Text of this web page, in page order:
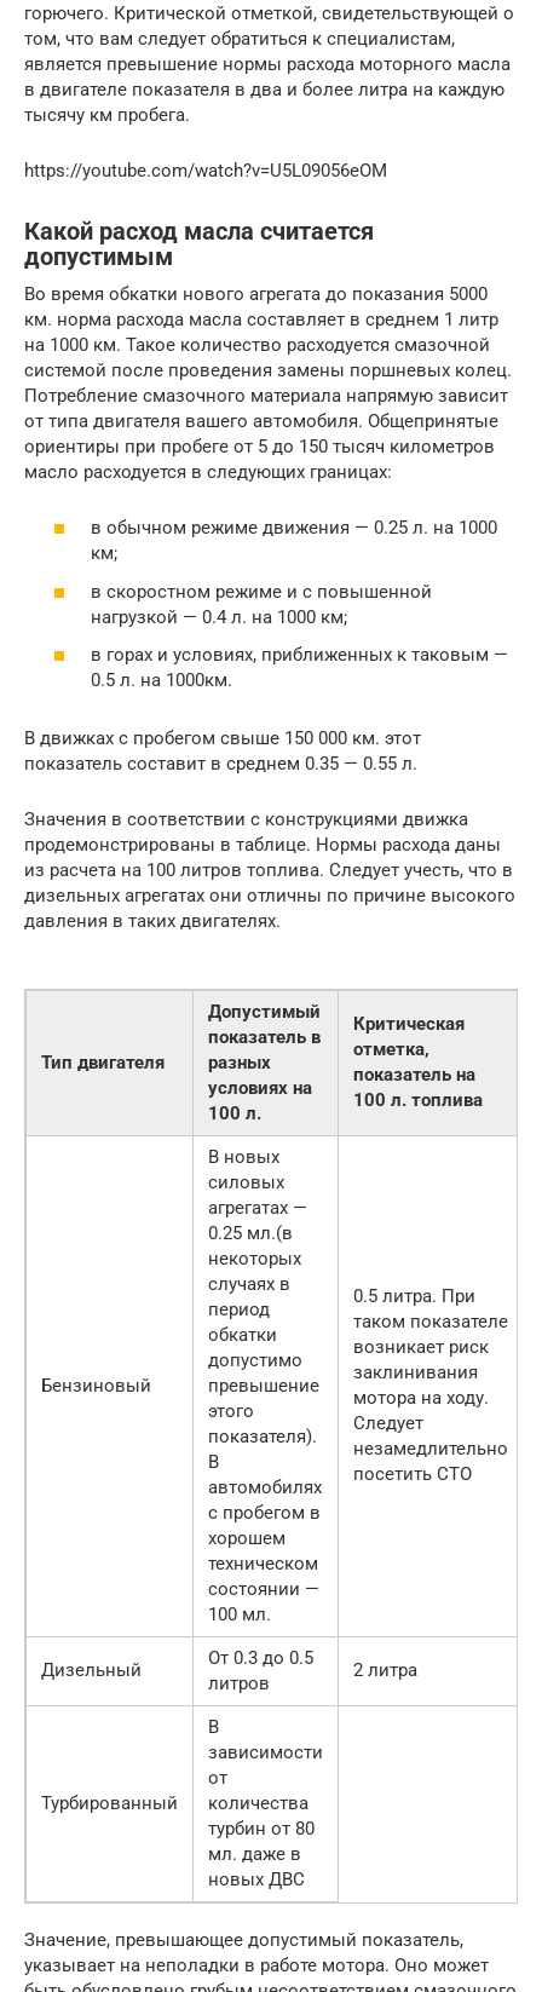
горючего. Критической отметкой, свидетельствующей о
том, что вам следует обратиться к специалистам,
является превышение нормы расхода моторного масла
в двигателе показателя в два и более литра на каждую
тысячу км пробега.
https://youtube.com/watch?v=U5L09056eOM
Какой расход масла считается
допустимым
Во время обкатки нового агрегата до показания 5000
км. норма расхода масла составляет в среднем 1 литр
на 1000 км. Такое количество расходуется смазочной
системой после проведения замены поршневых колец.
Потребление смазочного материала напрямую зависит
от типа двигателя вашего автомобиля. Общепринятые
ориентиры при пробеге от 5 до 150 тысяч километров
масло расходуется в следующих границах:
в обычном режиме движения — 0.25 л. на 1000
км;
в скоростном режиме и с повышенной
нагрузкой — 0.4 л. на 1000 км;
в горах и условиях, приближенных к таковым —
0.5 л. на 1000км.
В движках с пробегом свыше 150 000 км. этот
показатель составит в среднем 0.35 — 0.55 л.
Значения в соответствии с конструкциями движка
продемонстрированы в таблице. Нормы расхода даны
из расчета на 100 литров топлива. Следует учесть, что в
дизельных агрегатах они отличны по причине высокого
давления в таких двигателях.
Тип двигателя
Допустимый
показатель в
разных
условиях на
100 л.
Критическая
отметка,
показатель на
100 л. топлива
Бензиновый
В новых
силовых
агрегатах —
0.25 мл.(в
некоторых
случаях в
период
обкатки
допустимо
превышение
этого
показателя).
В
автомобилях
с пробегом в
хорошем
техническом
состоянии —
100 мл.
0.5 литра. При
таком показателе
возникает риск
заклинивания
мотора на ходу.
Следует
незамедлительно
посетить СТО
Дизельный
От 0.3 до 0.5
литров
2 литра
Турбированный
В
зависимости
от
количества
турбин от 80
мл. даже в
новых ДВС
Значение, превышающее допустимый показатель,
указывает на неполадки в работе мотора. Оно может